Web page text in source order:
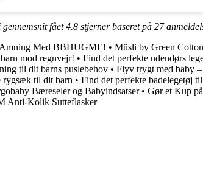
fået4.8 stjerner baseret på 27
Med BBHUGME! • Müsli by Green
mod regnvejr! • Find det perfekte udendørs
til dit barns puslebehov • Flyv trygt med baby
rygsæk til dit barn • Find det perfekte badelegetøj
Bæreseler og Babyindsatser• Gør et Kup
Anti-Kolik Sutteflasker